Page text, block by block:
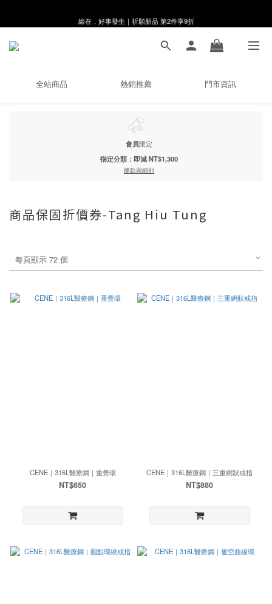
🌸新會員限定🌸註冊送$100購物金
全站商品 熱銷推薦 門市資訊
會員限定
指定分類：即減 NT$1,300
條款與細則
商品保固折價券-Tang Hiu Tung
每頁顯示 72 個
CENE｜316L醫療鋼｜重疊環
NT$650
CENE｜316L醫療鋼｜三重網狀戒指
NT$880